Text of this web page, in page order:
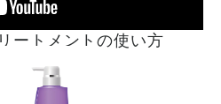
ートメントの使い方